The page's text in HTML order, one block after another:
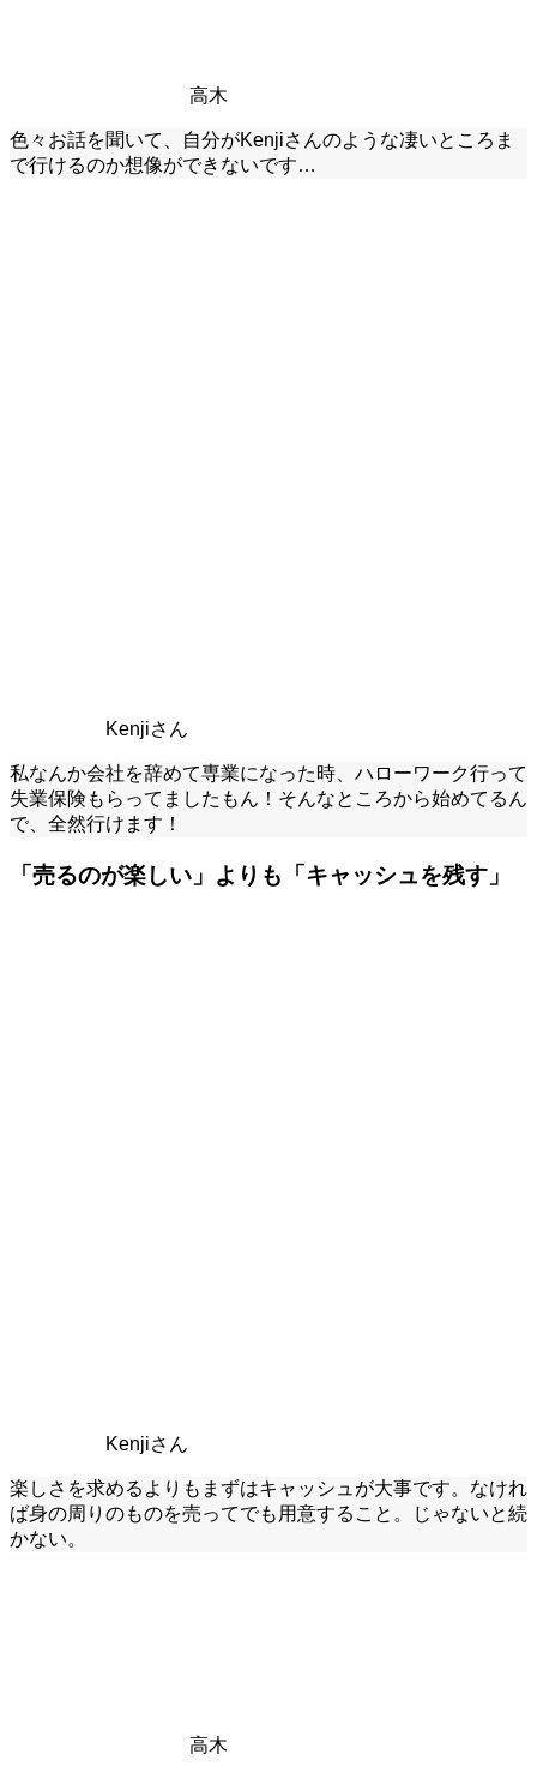
高木
色々お話を聞いて、自分がKenjiさんのような凄いところま
で行けるのか想像ができないです…
Kenjiさん
私なんか会社を辞めて専業になった時、ハローワーク行って
失業保険もらってましたもん！そんなところから始めてるん
で、全然行けます！
「売るのが楽しい」よりも「キャッシュを残す」
Kenjiさん
楽しさを求めるよりもまずはキャッシュが大事です。なけれ
ば身の周りのものを売ってでも用意すること。じゃないと続
かない。
高木